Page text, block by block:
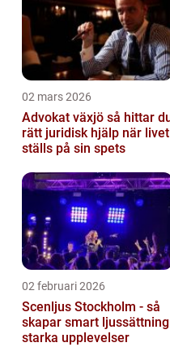
02 mars 2026
Advokat växjö så hittar du
rätt juridisk hjälp när livet
ställs på sin spets
02 februari 2026
Scenljus Stockholm - så
skapar smart ljussättning
starka upplevelser